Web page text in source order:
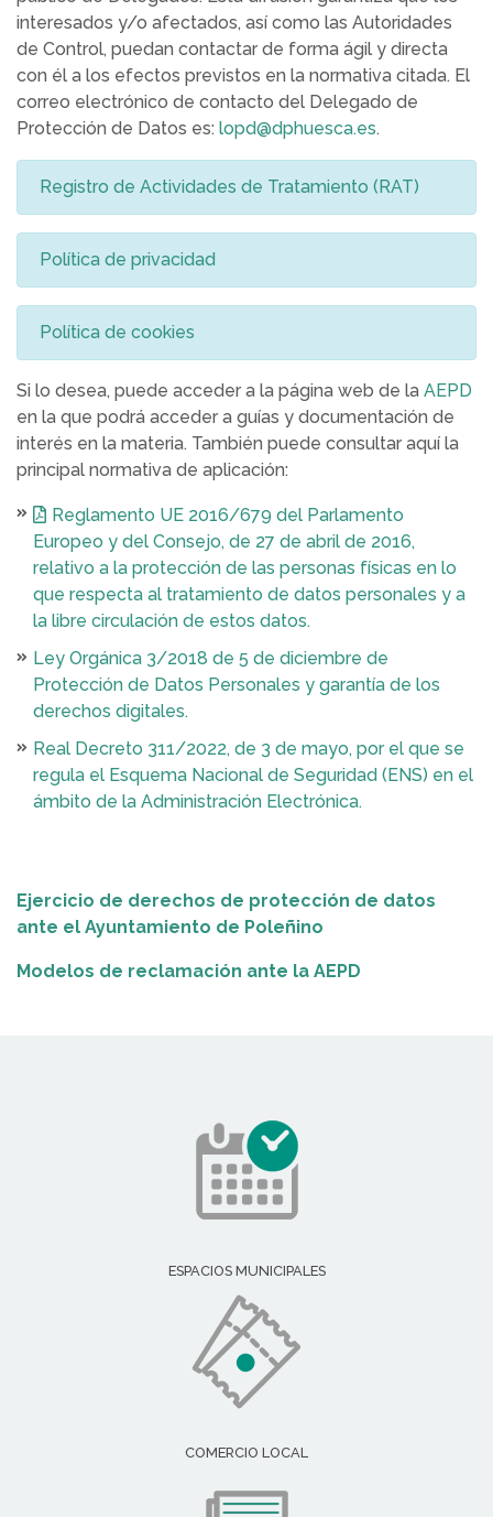
interesados y/o afectados, así como las Autoridades
de Control, puedan contactar de forma ágil y directa
con él a los efectos previstos en la normativa citada. El
correo electrónico de contacto del Delegado de
Protección de Datos es: lopd@dphuesca.es.
Registro de Actividades de Tratamiento (RAT)
Política de privacidad
Política de cookies
Si lo desea, puede acceder a la página web de la AEPD
en la que podrá acceder a guías y documentación de
interés en la materia. También puede consultar aquí la
principal normativa de aplicación:
Reglamento UE 2016/679 del Parlamento
Europeo y del Consejo, de 27 de abril de 2016,
relativo a la protección de las personas físicas en lo
que respecta al tratamiento de datos personales y a
la libre circulación de estos datos.
Ley Orgánica 3/2018 de 5 de diciembre de
Protección de Datos Personales y garantía de los
derechos digitales.
Real Decreto 311/2022, de 3 de mayo, por el que se
regula el Esquema Nacional de Seguridad (ENS) en el
ámbito de la Administración Electrónica.
Ejercicio de derechos de protección de datos
ante el Ayuntamiento de Poleñino
Modelos de reclamación ante la AEPD
ESPACIOS MUNICIPALES
COMERCIO LOCAL